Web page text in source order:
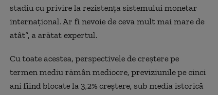
stadiu cu privire la rezistenţa sistemului monetar
internaţional. Ar fi nevoie de ceva mult mai mare de
atât”, a arătat expertul.
Cu toate acestea, perspectivele de creştere pe
termen mediu rămân mediocre, previziunile pe cinci
ani fiind blocate la 3,2% creștere, sub media istorică